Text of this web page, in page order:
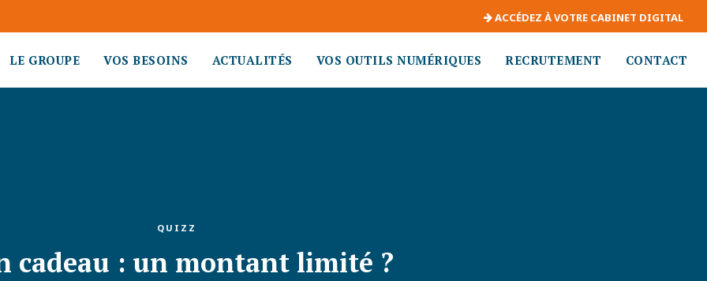
ACCÉDEZ À VOTRE CABINET DIGITAL
LE GROUPE VOS BESOINS ACTUALITÉS VOS OUTILS NUMÉRIQUES RECRUTEMENT CONTACT
QUIZZ
cadeau : un montant limité ?